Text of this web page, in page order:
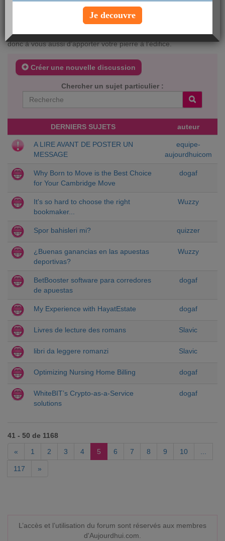
impossible d’accès. Ensuite, prenez le temps de bien nous
expliquer vos remarques et n’hésitez à nous donner des
exemples concrets (adresse de la page, texte…). C’est à votre
tour de jouer ! Et n’oubliez pas, aujourdhui.com est votre site
donc à vous aussi d’apporter votre pierre à l’édifice.
Créer une nouvelle discussion
Chercher un sujet particulier :
DERNIERS SUJETS auteur
A LIRE AVANT DE POSTER UN
MESSAGE
equipe-
aujourdhuicom
Why Born to Move is the Best Choice
for Your Cambridge Move
dogaf
It's so hard to choose the right
bookmaker...
Wuzzy
Spor bahisleri mi? quizzer
¿Buenas ganancias en las apuestas
deportivas?
Wuzzy
BetBooster software para corredores
de apuestas
dogaf
My Experience with HayatEstate dogaf
Livres de lecture des romans Slavic
libri da leggere romanzi Slavic
Optimizing Nursing Home Billing dogaf
WhiteBIT’s Crypto-as-a-Service
solutions
dogaf
41 - 50 de 1168
«
1 2 3 4 5 6 7 8 9 10
117 »
L’accès et l’utilisation du forum sont réservés aux membres
d'Aujourdhui.com.
Je decouvre